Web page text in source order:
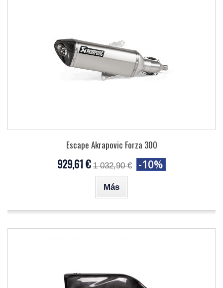
Escape Akrapovic Forza 300
929,61 € 1 032,90 € -10%
Más